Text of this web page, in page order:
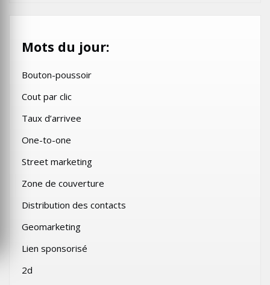
Mots du jour:
Bouton-poussoir
Cout par clic
Taux d’arrivee
One-to-one
Street marketing
Zone de couverture
Distribution des contacts
Geomarketing
Lien sponsorisé
2d